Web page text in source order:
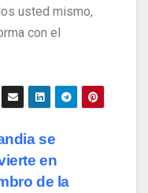
usted mismo,
con el
se
en
de la